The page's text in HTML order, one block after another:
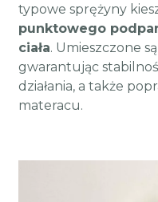
typowe sprężyny
punktowego
ciała. Umieszczone
gwarantując
działania, a także
materacu.